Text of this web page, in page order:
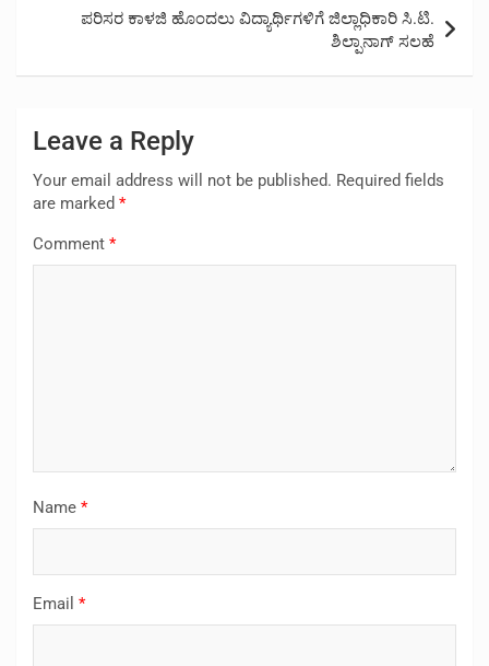
ಪರಿಸರ ಕಾಳಜಿ ಹೊಂದಲು ವಿದ್ಯಾರ್ಥಿಗಳಿಗೆ ಜಿಲ್ಲಾಧಿಕಾರಿ ಸಿ.ಟಿ.
ಶಿಲ್ಪಾನಾಗ್ ಸಲಹೆ
Leave a Reply
Your email address will not be published. Required fields
are marked *
Comment *
Name *
Email *